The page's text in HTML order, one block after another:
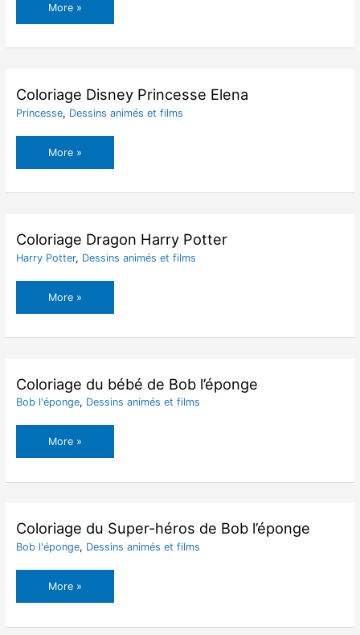
Coloriage
Disney
More »
Coloriage Disney Princesse Elena
Princesse, Dessins animés et films
Coloriage
Disney
More »
Coloriage Dragon Harry Potter
Harry Potter, Dessins animés et films
Coloriage
Dragon
More »
Coloriage du bébé de Bob l’éponge
Bob l'éponge, Dessins animés et films
Coloriage
du
l’éponge
More »
Coloriage du Super-héros de Bob l’éponge
Bob l'éponge, Dessins animés et films
Coloriage
du
More »